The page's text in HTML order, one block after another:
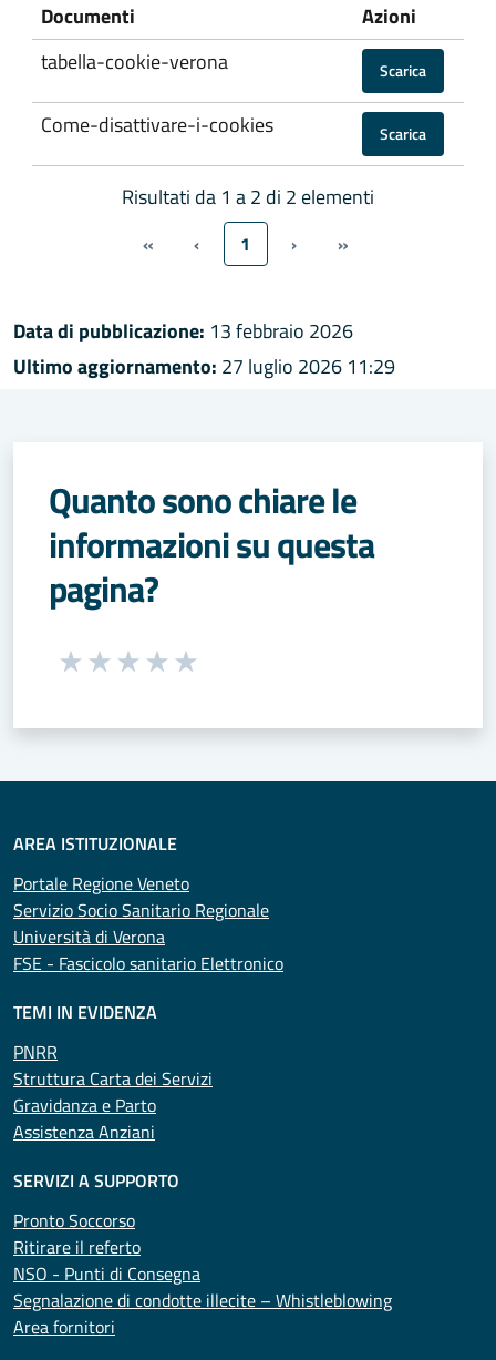
Documenti
Azioni
tabella-cookie-verona
Scarica
Come-disattivare-i-cookies Scarica
Risultati da 1 a 2 di 2 elementi
« ‹ 1 › »
Data di pubblicazione: 13 febbraio 2026
Ultimo aggiornamento: 27 luglio 2026 11:29
Quanto sono chiare le
informazioni su questa
pagina?
Seleziona una valutazione da 1 a 5 stelle
AREA ISTITUZIONALE
Portale Regione Veneto
Servizio Socio Sanitario Regionale
Università di Verona
FSE - Fascicolo sanitario Elettronico
TEMI IN EVIDENZA
PNRR
Struttura Carta dei Servizi
Gravidanza e Parto
Assistenza Anziani
SERVIZI A SUPPORTO
Pronto Soccorso
Ritirare il referto
NSO - Punti di Consegna
Segnalazione di condotte illecite – Whistleblowing
Area fornitori